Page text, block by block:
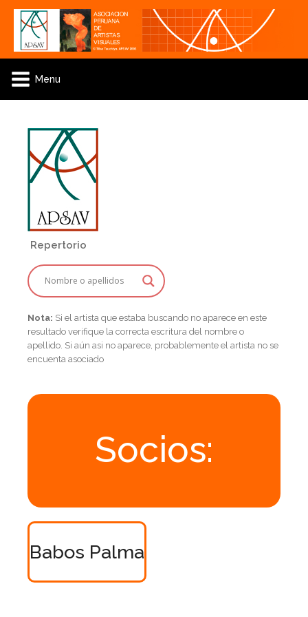
Menu
Repertorio
Nota: Si el artista que estaba buscando no aparece en este
resultado verifique la correcta escritura del nombre o
apellido. Si aún asi no aparece, probablemente el artista no se
encuenta asociado
Socios:
Babos Palma